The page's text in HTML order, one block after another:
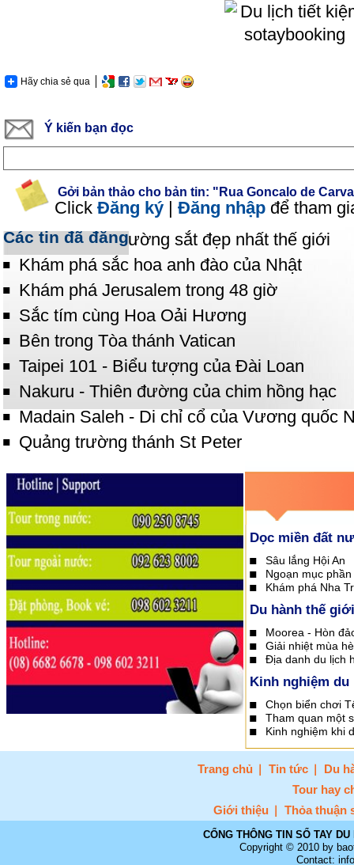
Hãy chia sẻ qua
Ý kiến bạn đọc
Gởi bản thảo cho bản tin: "Rua Goncalo de
Click Đăng ký | Đăng nhập để tham
Các tin đã đăng
Những cung đường sắt đẹp nhất thế giới
Khám phá sắc hoa anh đào của Nhật
Khám phá Jerusalem trong 48 giờ
Sắc tím cùng Hoa Oải Hương
Bên trong Tòa thánh Vatican
Taipei 101 - Biểu tượng của Đài Loan
Nakuru - Thiên đường của chim hồng hạc
Madain Saleh - Di chỉ cổ của Vương quốc
Quảng trường thánh St Peter
Dọc miền đất
Sâu lắng Hội An
Ngoạn mục
Khám phá Nha
Du hành thế giới
Moorea - Hòn
Giải nhiệt mùa
Địa danh du lịch
Kinh nghiệm du
Chọn biển chơi
Tham quan một
Kinh nghiệm khi
Trang chủ Tin tức
Du
Tour hay
Giới thiệu
Thỏa thuận
CỔNG THÔNG TIN SỔ TAY
Copyright © 2010 by
Contact: